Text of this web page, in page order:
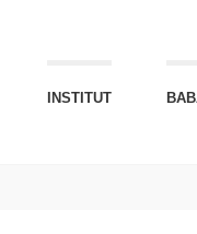
INSTITUT